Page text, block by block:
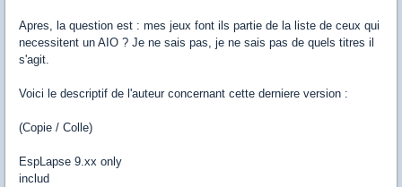
Apres, la question est : mes jeux font ils partie de la liste de ceux qui
necessitent un AIO ? Je ne sais pas, je ne sais pas de quels titres il
s'agit.
Voici le descriptif de l'auteur concernant cette derniere version :
(Copie / Colle)
EspLapse 9.xx only
includ